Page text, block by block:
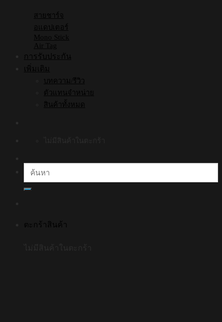
สายชาร์จ
อแดปเตอร์
Mono Stick
Air Tag
การรับประกัน
เพิ่มเติม
บทความ/รีวิว
ตัวแทนจำหน่าย
สินค้าทั้งหมด
ค้นหา:
ตะกร้าสินค้า